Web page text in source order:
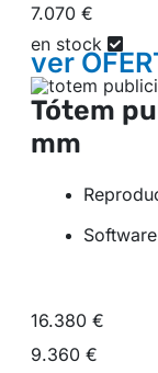
7.070 €
en stock
ver
Tótem
mm
16.380 €
9.360 €